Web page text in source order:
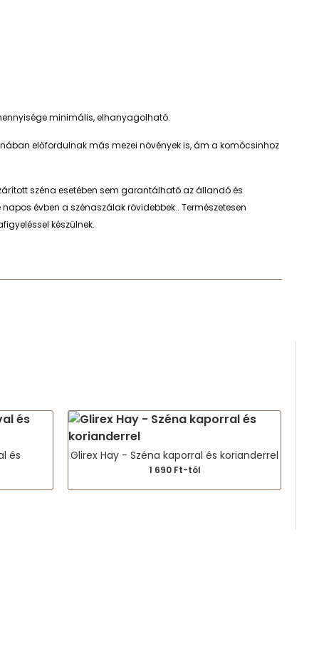
minimális, elhanyagolható.
előfordulnak más mezei növények is, ám a komócsinhoz
széna esetében sem garantálható az állandó és
évben a szénaszálak rövidebbek.. Természetesen
készülnek.
és
Glirex Hay - Széna kaporral és korianderrel
1 690 Ft-tól